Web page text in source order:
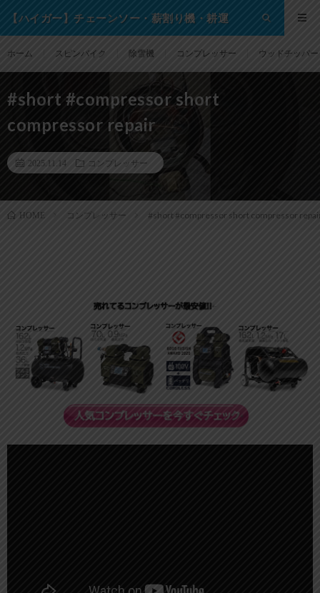
【ハイガー】チェーンソー・薪割り機・耕運
ホーム スピンバイク 除雪機 コンプレッサー ウッドチッパー
#short #compressor short
compressor repair
2025.11.14 コンプレッサー
HOME コンプレッサー #short #compressor short compressor